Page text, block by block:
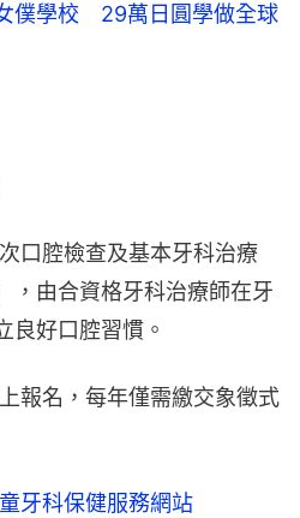
僕學校 29萬日圓學做全球
口腔檢查及基本牙科治療
，由合資格牙科治療師在牙
良好口腔習慣。
報名，每年僅需繳交象徵式
牙科保健服務網站